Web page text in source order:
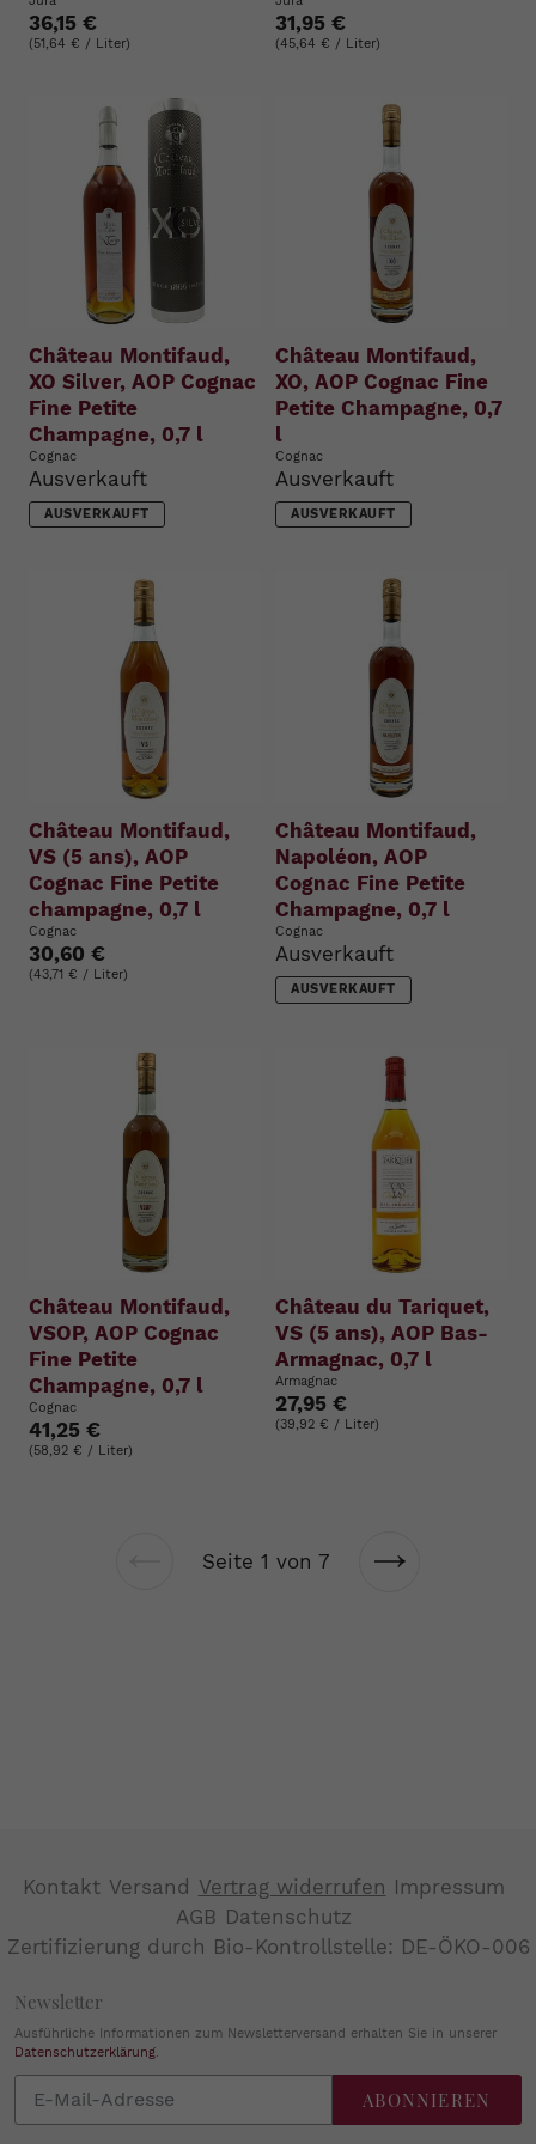
36,15 €
(51,64 € / Liter)
31,95 €
(45,64 € / Liter)
Château Montifaud,
XO Silver, AOP Cognac
Fine Petite
Champagne, 0,7 l
Cognac
Ausverkauft
AUSVERKAUFT
Château Montifaud,
XO, AOP Cognac Fine
Petite Champagne, 0,7
l
Cognac
Ausverkauft
AUSVERKAUFT
Château Montifaud,
VS (5 ans), AOP
Cognac Fine Petite
champagne, 0,7 l
Cognac
30,60 €
(43,71 € / Liter)
Château Montifaud,
Napoléon, AOP
Cognac Fine Petite
Champagne, 0,7 l
Cognac
Ausverkauft
AUSVERKAUFT
Château Montifaud,
VSOP, AOP Cognac
Fine Petite
Champagne, 0,7 l
Cognac
41,25 €
(58,92 € / Liter)
Château du Tariquet,
VS (5 ans), AOP Bas-
Armagnac, 0,7 l
Armagnac
27,95 €
(39,92 € / Liter)
Vorherige
Seite 1 von 7
Nächste
Kontakt Versand Vertrag widerrufen Impressum
AGB Datenschutz
Zertifizierung durch Bio-Kontrollstelle: DE-ÖKO-006
Newsletter
Ausführliche Informationen zum Newsletterversand erhalten Sie in unserer
Datenschutzerklärung.
Sie
ABONNIEREN